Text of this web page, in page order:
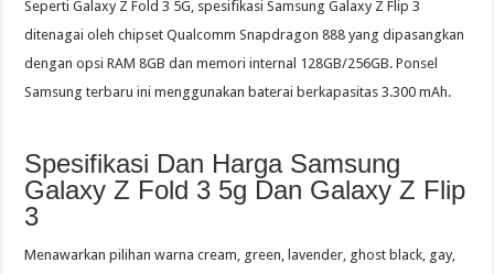
Seperti Galaxy Z Fold 3 5G, spesifikasi Samsung Galaxy Z Flip 3
ditenagai oleh chipset Qualcomm Snapdragon 888 yang dipasangkan
dengan opsi RAM 8GB dan memori internal 128GB/256GB. Ponsel
Samsung terbaru ini menggunakan baterai berkapasitas 3.300 mAh.
Spesifikasi Dan Harga Samsung
Galaxy Z Fold 3 5g Dan Galaxy Z Flip
3
Menawarkan pilihan warna cream, green, lavender, ghost black, gay,